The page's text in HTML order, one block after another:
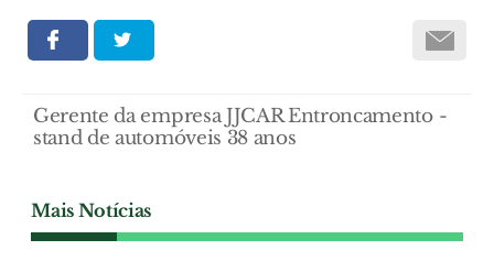
Gerente da empresa JJCAR Entroncamento -
stand de automóveis 38 anos
Mais Notícias